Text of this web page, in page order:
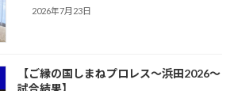
2026年7月23日
【ご縁の国しまねプロレス〜浜田2026〜
試合結果】